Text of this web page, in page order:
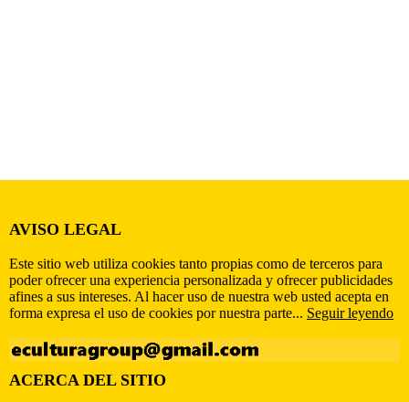
AVISO LEGAL
Este sitio web utiliza cookies tanto propias como de terceros para
poder ofrecer una experiencia personalizada y ofrecer publicidades
afines a sus intereses. Al hacer uso de nuestra web usted acepta en
forma expresa el uso de cookies por nuestra parte... Seguir leyendo
ACERCA DEL SITIO